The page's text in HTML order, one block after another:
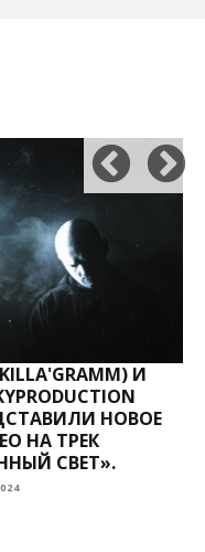
И
НОВОЕ
НА ТРЕК
СВЕТ».